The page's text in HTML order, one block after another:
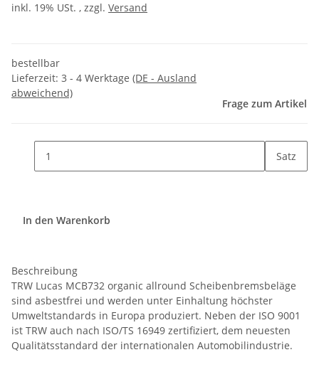
inkl. 19% USt. , zzgl. Versand
bestellbar
Lieferzeit: 3 - 4 Werktage (DE - Ausland
abweichend)
Frage zum Artikel
Satz
In den Warenkorb
Beschreibung
TRW Lucas MCB732 organic allround Scheibenbremsbeläge
sind asbestfrei und werden unter Einhaltung höchster
Umweltstandards in Europa produziert. Neben der ISO 9001
ist TRW auch nach ISO/TS 16949 zertifiziert, dem neuesten
Qualitätsstandard der internationalen Automobilindustrie.